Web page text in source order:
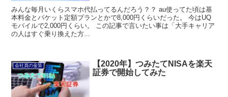
みんな毎月いくらスマホ代払ってるんだろう？？ au使ってた頃は基
本料金とパケット定額プランとかで8,000円くらいだった。 今はUQ
モバイルで2,000円くらい。 この記事で言いたい事は「大手キャリア
の人はすぐ乗り換えた方...
会社員の金策
【2020年】つみたてNISAを楽天
証券で開始してみた